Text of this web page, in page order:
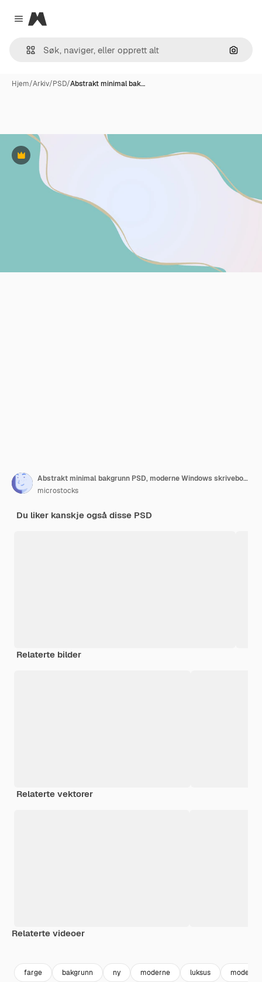
Close menu
Magnific
Søk
Hjem/Arkiv/PSD/Abstrakt minimal bak…
Premium
Abstrakt minimal bakgrunn PSD, moderne Windows skrivebordsbakgrunn 4K, panoramisk størrelse 2022
microstocks
Du liker kanskje også disse PSD
Relaterte bilder
Relaterte vektorer
Relaterte videoer
farge bakgrunn ny moderne luksus moderne